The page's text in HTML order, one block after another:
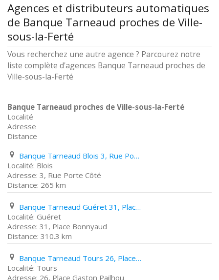
Agences et distributeurs automatiques
de Banque Tarneaud proches de Ville-
sous-la-Ferté
Vous recherchez une autre agence ? Parcourez notre
liste complète d'agences Banque Tarneaud proches de
Ville-sous-la-Ferté
Banque Tarneaud proches de Ville-sous-la-Ferté
Localité
Adresse
Distance
Banque Tarneaud Blois 3, Rue Porte Côté
Blois
3, Rue Porte Côté
265 km
Banque Tarneaud Guéret 31, Place Bonnyaud
Guéret
31, Place Bonnyaud
310.3 km
Banque Tarneaud Tours 26, Place Gaston Pailhou
Tours
26, Place Gaston Pailhou